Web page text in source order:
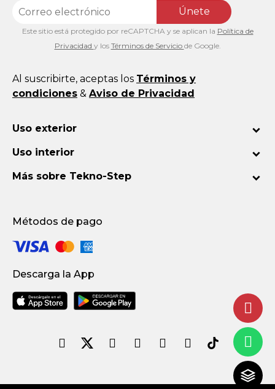
Únete
Este sitio está protegido por reCAPTCHA y se aplican la Política de
Privacidad y los Términos de Servicio de Google.
Al suscribirte, aceptas los Términos y
condiciones & Aviso de Privacidad
Uso exterior
Uso interior
Más sobre Tekno-Step
Métodos de pago
Descarga la App